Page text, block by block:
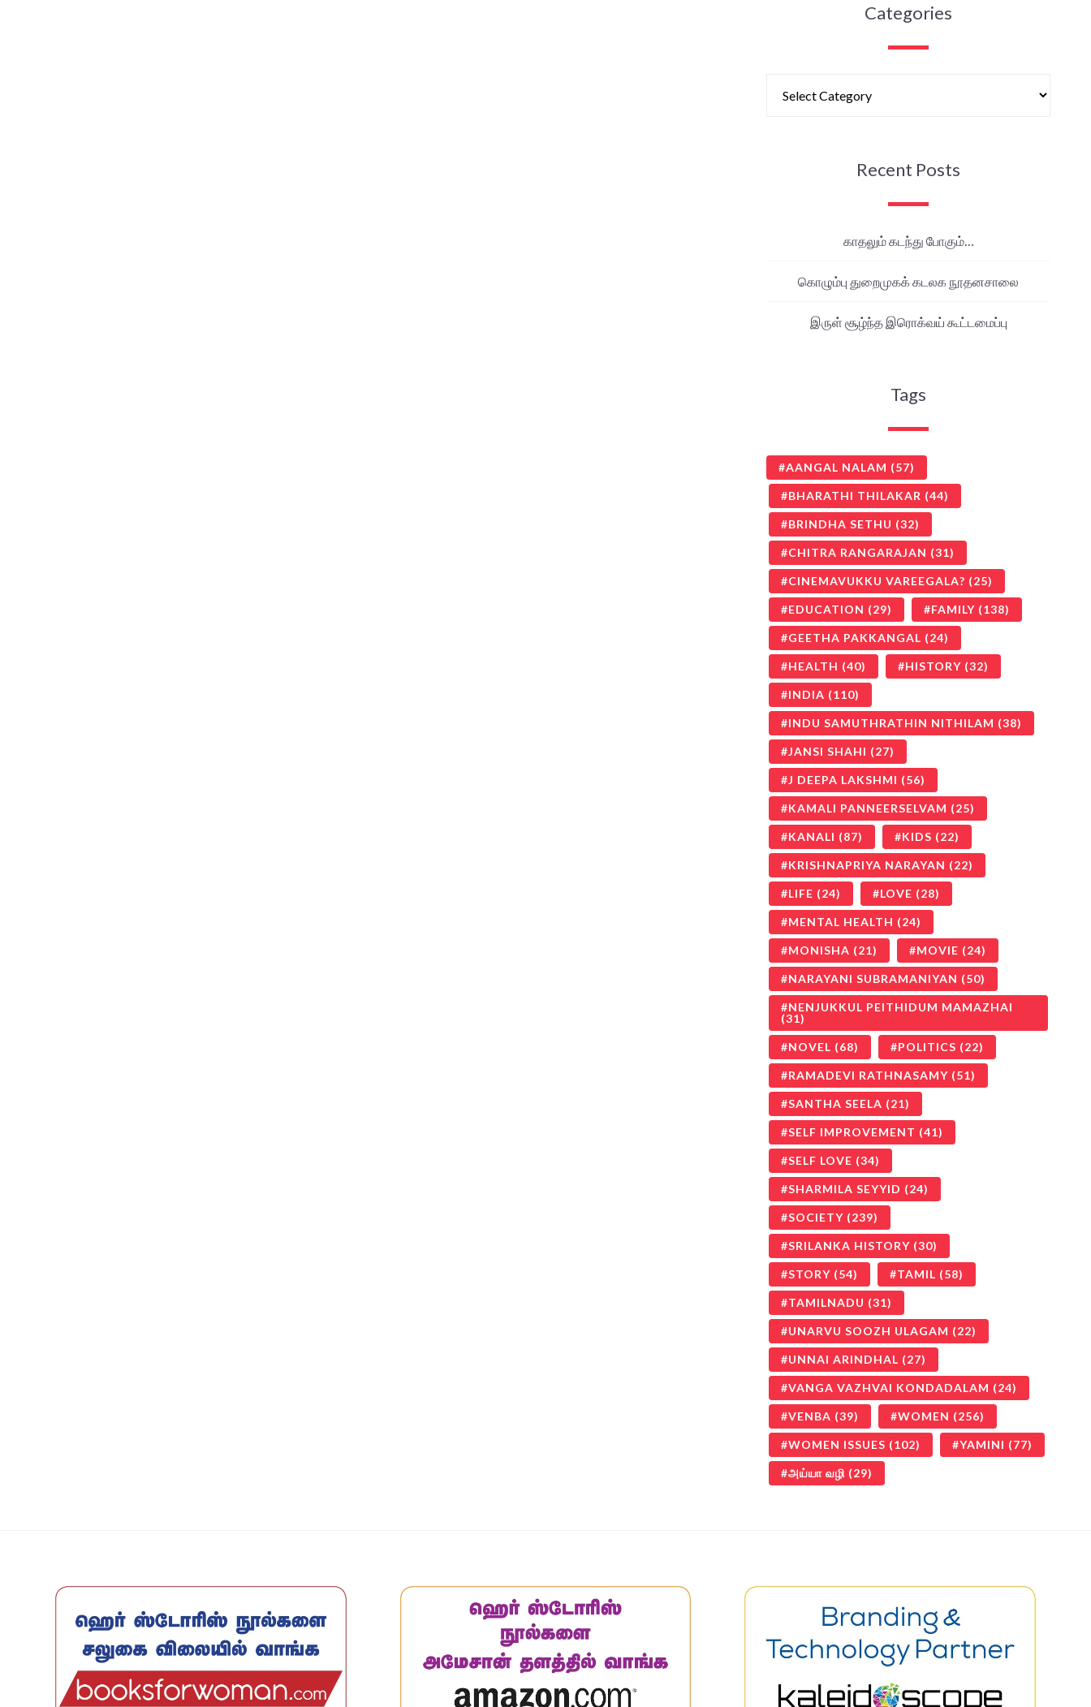
Categories
Recent Posts
காதலும் கடந்து போகும்…
கொழும்பு துறைமுகக் கடலக நூதனசாலை
இருள் சூழ்ந்த இரொக்வய் கூட்டமைப்பு
Tags
AANGAL NALAM (57)
BHARATHI THILAKAR (44)
BRINDHA SETHU (32)
CHITRA RANGARAJAN (31)
CINEMAVUKKU VAREEGALA? (25)
EDUCATION (29) FAMILY (138)
GEETHA PAKKANGAL (24)
HEALTH (40) HISTORY (32)
INDIA (110)
INDU SAMUTHRATHIN NITHILAM (38)
JANSI SHAHI (27)
J DEEPA LAKSHMI (56)
KAMALI PANNEERSELVAM (25)
KANALI (87) KIDS (22)
KRISHNAPRIYA NARAYAN (22)
LIFE (24) LOVE (28)
MENTAL HEALTH (24)
MONISHA (21) MOVIE (24)
NARAYANI SUBRAMANIYAN (50)
NENJUKKUL PEITHIDUM MAMAZHAI
(31)
NOVEL (68) POLITICS (22)
RAMADEVI RATHNASAMY (51)
SANTHA SEELA (21)
SELF IMPROVEMENT (41)
SELF LOVE (34)
SHARMILA SEYYID (24)
SOCIETY (239)
SRILANKA HISTORY (30)
STORY (54) TAMIL (58)
TAMILNADU (31)
UNARVU SOOZH ULAGAM (22)
UNNAI ARINDHAL (27)
VANGA VAZHVAI KONDADALAM (24)
VENBA (39) WOMEN (256)
WOMEN ISSUES (102) YAMINI (77)
அய்யா வழி (29)